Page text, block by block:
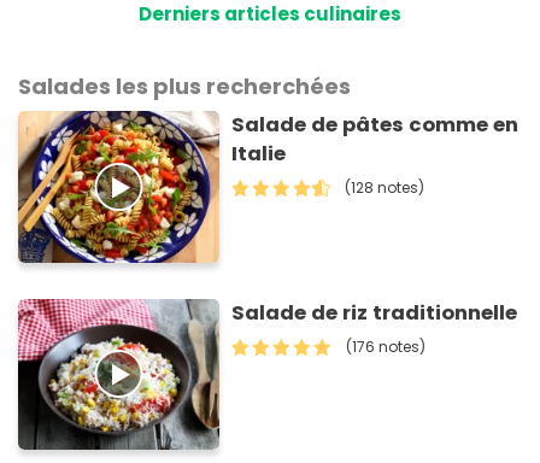
Derniers articles culinaires
Salades les plus recherchées
Salade de pâtes comme en
Italie
(128 notes)
Salade de riz traditionnelle
(176 notes)